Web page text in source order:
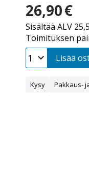
26,90€
Sisältää ALV
Toimituksen
Lisää
Kysy Pakkaus-